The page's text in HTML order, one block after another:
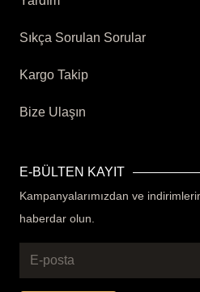
Sıkça Sorulan Sorular
Kargo Takip
Bize Ulaşın
E-BÜLTEN KAYIT
Kampanyalarımızdan ve
haberdar olun.